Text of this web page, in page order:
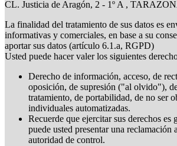
CL. Justicia de Aragón, 2 - 1º A ,
La finalidad del tratamiento de sus datos es
informativas y comerciales, en base a su
aportar sus datos (artículo 6.1.a, RGPD)
Usted puede hacer valer los siguientes
Derecho de información, acceso, de
oposición, de supresión ("al olvido"),
tratamiento, de portabilidad, de no ser
individuales automatizadas.
Recuerde que ejercitar sus derechos es
puede usted presentar una reclamación
autoridad de control.